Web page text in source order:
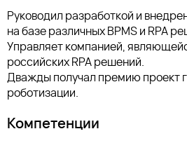
Руководил разработкой и
на базе различных BPMS и RPA
Управляет компанией,
российских RPA решений.
Дважды получал премию проект
роботизации.
Компетенции